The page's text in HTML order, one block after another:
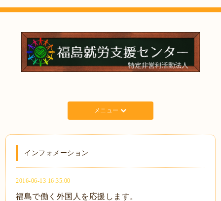
メニュー
インフォメーション
2016-06-13 16:35:00
福島で働く外国人を応援します。